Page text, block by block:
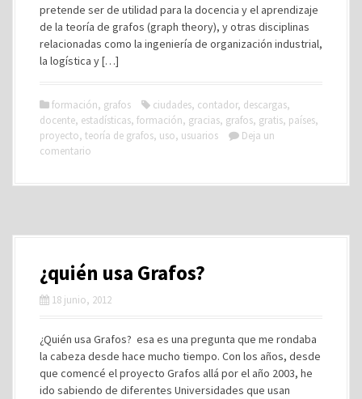
pretende ser de utilidad para la docencia y el aprendizaje
de la teoría de grafos (graph theory), y otras disciplinas
relacionadas como la ingeniería de organización industrial,
la logística y […]
formación, grafos ciudades, contador, descargas,
docente, estadísticas, formación, gracias, grafos, gratis, países,
proyecto, teoría de grafos, uso, usuarios
Deja un
comentario
¿quién usa Grafos?
18 junio, 2012
¿Quién usa Grafos? esa es una pregunta que me rondaba
la cabeza desde hace mucho tiempo. Con los años, desde
que comencé el proyecto Grafos allá por el año 2003, he
ido sabiendo de diferentes Universidades que usan